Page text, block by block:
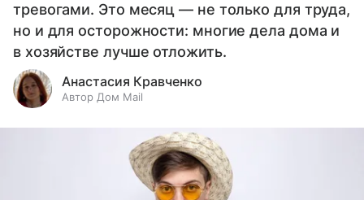
тревогами. Это месяц — не только для труда,
но и для осторожности: многие дела дома и
в хозяйстве лучше отложить.
Анастасия Кравченко
Автор Дом Mail